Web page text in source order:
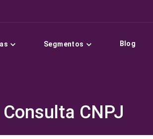
Segmentos Blog
Consulta CNPJ